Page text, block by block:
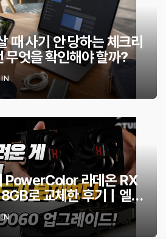
때 사기 안 당하는 체크리
무엇을 확인해야 할까?
라데온 RX
로 교체한 후기｜엘든
일즈 체감 변화